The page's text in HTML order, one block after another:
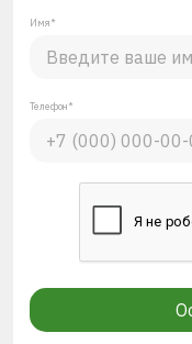
Имя*
Телефон*